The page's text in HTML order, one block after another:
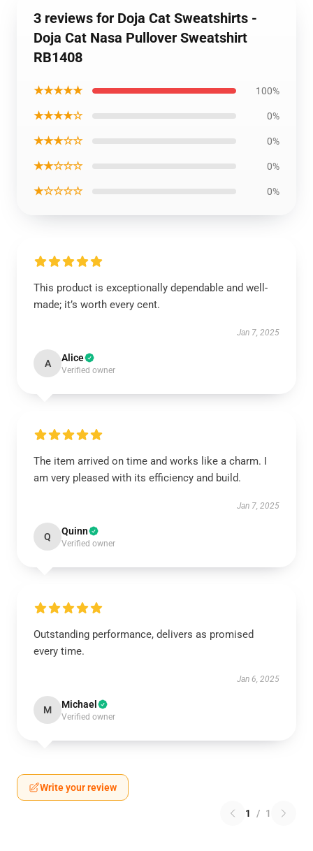
3 reviews for Doja Cat Sweatshirts -
Doja Cat Nasa Pullover Sweatshirt
RB1408
★★★★★ 100%
★★★★☆ 0%
★★★☆☆ 0%
★★☆☆☆ 0%
★☆☆☆☆ 0%
This product is exceptionally dependable and well-
made; it’s worth every cent.
Jan 7, 2025
A Alice
Verified owner
The item arrived on time and works like a charm. I
am very pleased with its efficiency and build.
Jan 7, 2025
Q Quinn
Verified owner
Outstanding performance, delivers as promised
every time.
Jan 6, 2025
M Michael
Verified owner
Write your review
1 / 1